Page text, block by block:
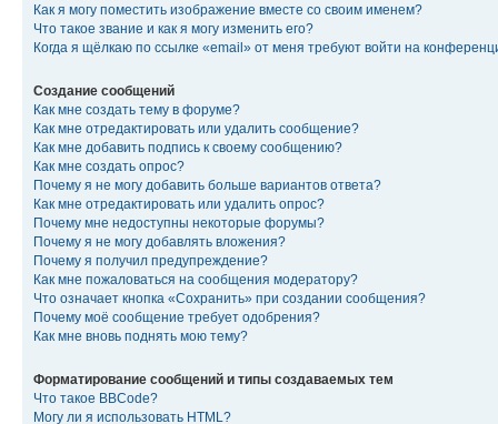
Как я могу поместить изображение вместе со своим именем?
Что такое звание и как я могу изменить его?
Когда я щёлкаю по ссылке «email» от меня требуют войти на
Создание сообщений
Как мне создать тему в форуме?
Как мне отредактировать или удалить сообщение?
Как мне добавить подпись к своему сообщению?
Как мне создать опрос?
Почему я не могу добавить больше вариантов ответа?
Как мне отредактировать или удалить опрос?
Почему мне недоступны некоторые форумы?
Почему я не могу добавлять вложения?
Почему я получил предупреждение?
Как мне пожаловаться на сообщения модератору?
Что означает кнопка «Сохранить» при создании сообщения?
Почему моё сообщение требует одобрения?
Как мне вновь поднять мою тему?
Форматирование сообщений и типы создаваемых тем
Что такое BBCode?
Могу ли я использовать HTML?